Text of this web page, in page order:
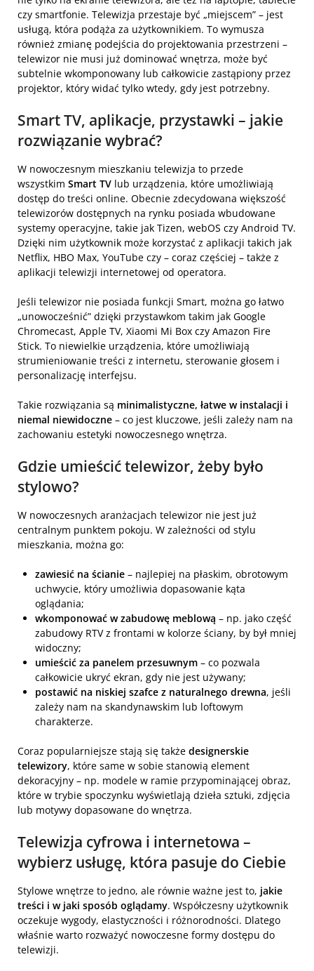
czy smartfonie. Telewizja przestaje być „miejscem” – jest
usługą, która podąża za użytkownikiem. To wymusza
również zmianę podejścia do projektowania przestrzeni –
telewizor nie musi już dominować wnętrza, może być
subtelnie wkomponowany lub całkowicie zastąpiony przez
projektor, który widać tylko wtedy, gdy jest potrzebny.
Smart TV, aplikacje, przystawki – jakie
rozwiązanie wybrać?
W nowoczesnym mieszkaniu telewizja to przede
wszystkim Smart TV lub urządzenia, które umożliwiają
dostęp do treści online. Obecnie zdecydowana większość
telewizorów dostępnych na rynku posiada wbudowane
systemy operacyjne, takie jak Tizen, webOS czy Android TV.
Dzięki nim użytkownik może korzystać z aplikacji takich jak
Netflix, HBO Max, YouTube czy – coraz częściej – także z
aplikacji telewizji internetowej od operatora.
Jeśli telewizor nie posiada funkcji Smart, można go łatwo
„unowocześnić” dzięki przystawkom takim jak Google
Chromecast, Apple TV, Xiaomi Mi Box czy Amazon Fire
Stick. To niewielkie urządzenia, które umożliwiają
strumieniowanie treści z internetu, sterowanie głosem i
personalizację interfejsu.
Takie rozwiązania są minimalistyczne, łatwe w instalacji i
niemal niewidoczne – co jest kluczowe, jeśli zależy nam na
zachowaniu estetyki nowoczesnego wnętrza.
Gdzie umieścić telewizor, żeby było
stylowo?
W nowoczesnych aranżacjach telewizor nie jest już
centralnym punktem pokoju. W zależności od stylu
mieszkania, można go:
zawiesić na ścianie – najlepiej na płaskim, obrotowym
uchwycie, który umożliwia dopasowanie kąta
oglądania;
wkomponować w zabudowę meblową – np. jako część
zabudowy RTV z frontami w kolorze ściany, by był mniej
widoczny;
umieścić za panelem przesuwnym – co pozwala
całkowicie ukryć ekran, gdy nie jest używany;
postawić na niskiej szafce z naturalnego drewna, jeśli
zależy nam na skandynawskim lub loftowym
charakterze.
Coraz popularniejsze stają się także designerskie
telewizory, które same w sobie stanowią element
dekoracyjny – np. modele w ramie przypominającej obraz,
które w trybie spoczynku wyświetlają dzieła sztuki, zdjęcia
lub motywy dopasowane do wnętrza.
Telewizja cyfrowa i internetowa –
wybierz usługę, która pasuje do Ciebie
Stylowe wnętrze to jedno, ale równie ważne jest to, jakie
treści i w jaki sposób oglądamy. Współczesny użytkownik
oczekuje wygody, elastyczności i różnorodności. Dlatego
właśnie warto rozważyć nowoczesne formy dostępu do
telewizji.